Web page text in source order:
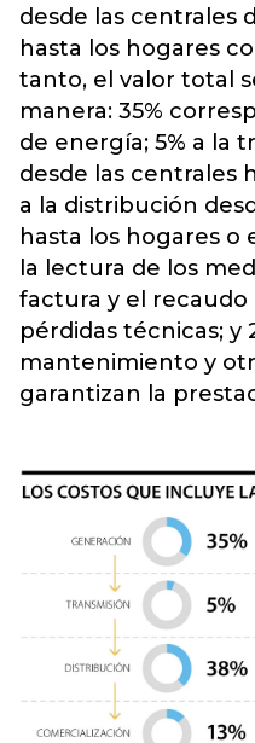
desde las centrales
hasta los hogares
tanto, el valor total
manera: 35%
de energía; 5% a la
desde las centrales
a la distribución
hasta los hogares o
la lectura de los
factura y el recaudo
pérdidas técnicas; y
mantenimiento y
garantizan la